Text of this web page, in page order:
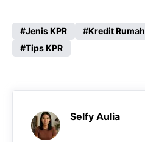
Jenis KPR Kredit Rumah
Tips KPR
Selfy Aulia